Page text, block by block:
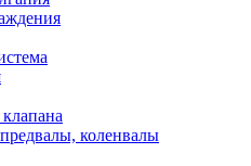
коленвалы